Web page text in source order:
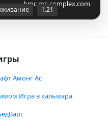
bmc.mc-complex.com
1.21
Амонг Ас
Игра в кальмара